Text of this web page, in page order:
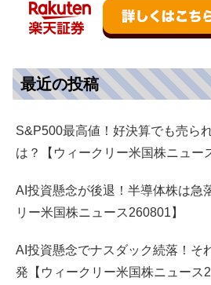
最近の投稿
S&P500最高値！好決算でも売ら
は？【ウィークリー米国株ニュー
AI投資懸念が後退！半導体株は急
リー米国株ニュース260801】
AI投資懸念でナスダック続落！そ
発【ウィークリー米国株ニュース